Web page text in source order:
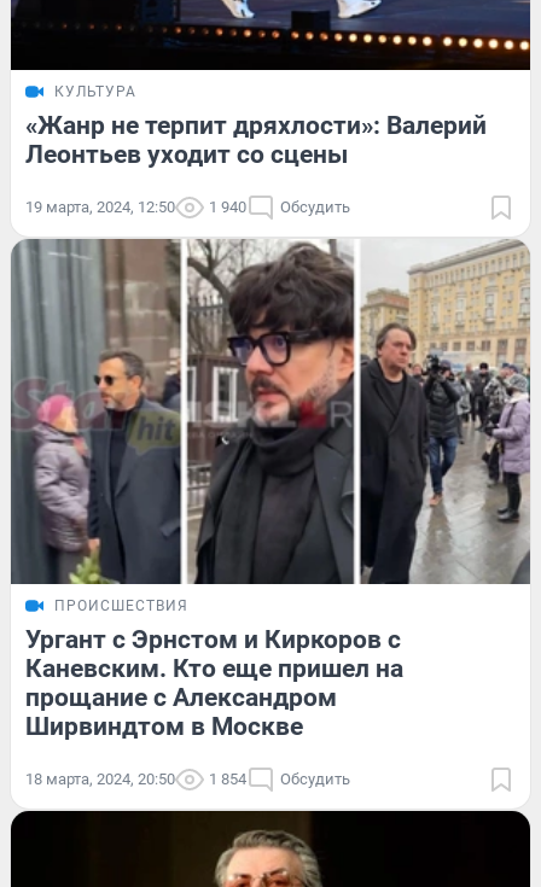
КУЛЬТУРА
«Жанр не терпит дряхлости»: Валерий
Леонтьев уходит со сцены
19 марта, 2024, 12:50 1 940 Обсудить
ПРОИСШЕСТВИЯ
Ургант с Эрнстом и Киркоров с
Каневским. Кто еще пришел на
прощание с Александром
Ширвиндтом в Москве
18 марта, 2024, 20:50 1 854 Обсудить